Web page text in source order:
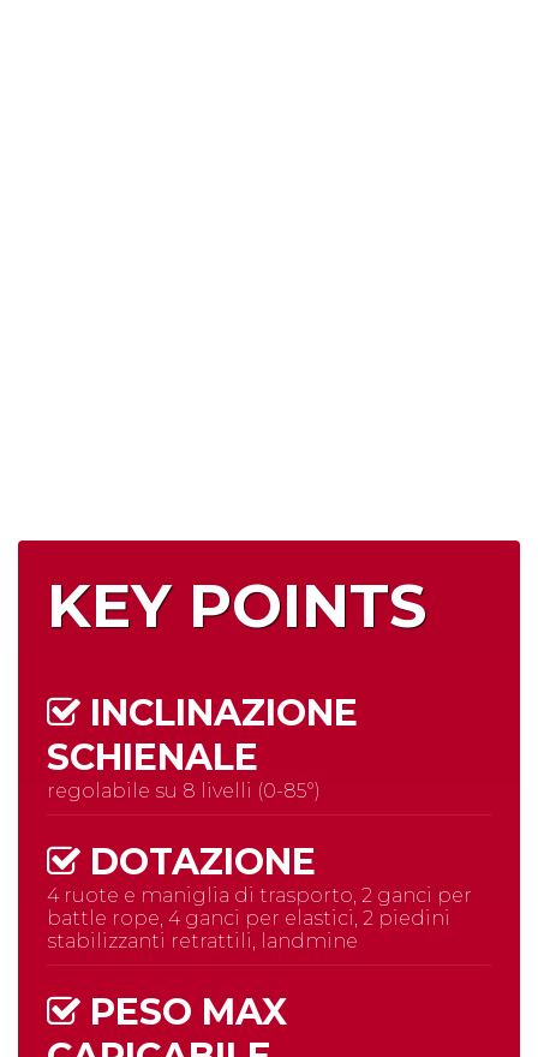
KEY POINTS
INCLINAZIONE
SCHIENALE
regolabile su 8 livelli (0-85°)
DOTAZIONE
4 ruote e maniglia di trasporto, 2 ganci per
battle rope, 4 ganci per elastici, 2 piedini
stabilizzanti retrattili, landmine
PESO MAX